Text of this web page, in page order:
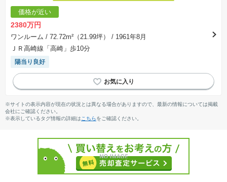
価格が近い
2380万円
ワンルーム / 72.72m²（21.99坪）
/ 1961年8月
ＪＲ高崎線「高崎」歩10分
陽当り良好
※サイトの表示内容が現在の状況とは異なる場合がありますので、最新の情報については掲載
会社にご確認ください。
※表示しているタグ情報の詳細は こちらをご確認ください。